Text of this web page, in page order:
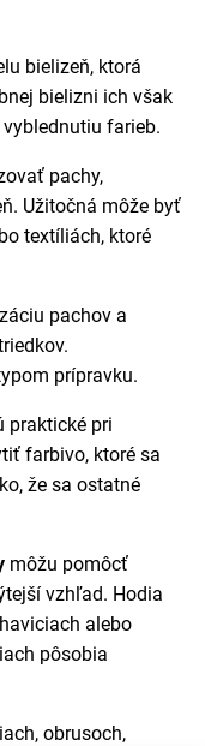
bielizeň, ktorá
bielizni ich však
farieb.
pachy,
Užitočná môže byť
textíliách, ktoré
pachov a
prípravku.
praktické pri
farbivo, ktoré sa
že sa ostatné
môžu pomôcť
vzhľad. Hodia
alebo
pôsobia
obrusoch,